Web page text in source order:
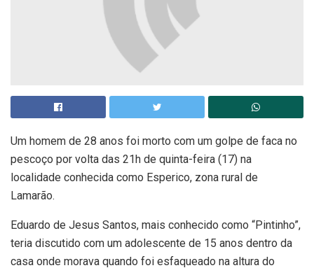
Um homem de 28 anos foi morto com um golpe de faca no
pescoço por volta das 21h de quinta-feira (17) na
localidade conhecida como Esperico, zona rural de
Lamarão.
Eduardo de Jesus Santos, mais conhecido como “Pintinho”,
teria discutido com um adolescente de 15 anos dentro da
casa onde morava quando foi esfaqueado na altura do